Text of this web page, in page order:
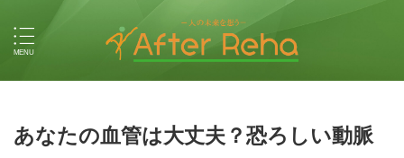
あなたの血管は大丈夫？恐ろしい動脈